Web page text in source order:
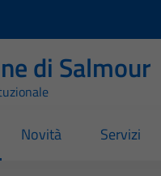
di Salmour
Novità Servizi